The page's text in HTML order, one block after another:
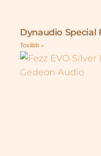
Dynaudio Special
Tovább »